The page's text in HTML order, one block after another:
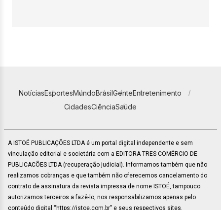
NotíciasEsportesMundoBrasilGenteEntretenimento
CidadesCiênciaSaúde
A ISTOÉ PUBLICAÇÕES LTDA é um portal digital independente e sem
vinculação editorial e societária com a EDITORA TRES COMÉRCIO DE
PUBLICACÕES LTDA (recuperação judicial). Informamos também que não
realizamos cobranças e que também não oferecemos cancelamento do
contrato de assinatura da revista impressa de nome ISTOÉ, tampouco
autorizamos terceiros a fazê-lo, nos responsabilizamos apenas pelo
conteúdo digital “https://istoe.com.br” e seus respectivos sites.